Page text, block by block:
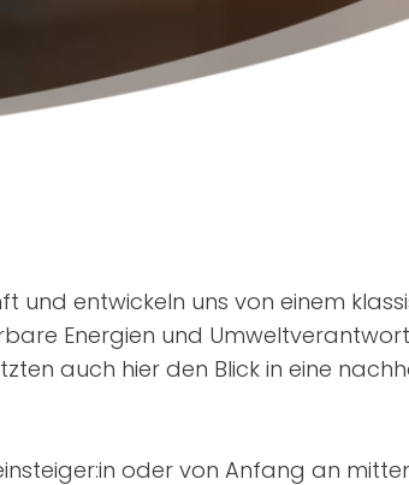
und entwickeln uns von einem
Energien und
auch hier den Blick in eine
oder von Anfang an